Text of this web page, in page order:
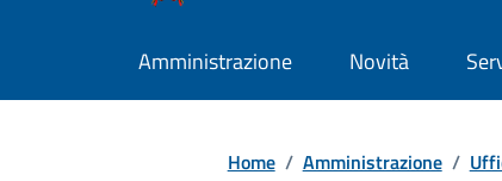
Amministrazione Novità
Home / Amministrazione /